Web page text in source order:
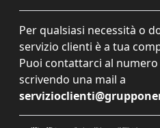
Per qualsiasi necessità o
servizio clienti è a tua
Puoi contattarci al numero
scrivendo una mail a